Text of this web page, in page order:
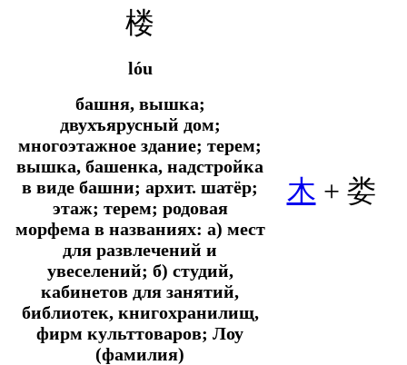
楼
lóu
башня, вышка;
двухъярусный дом;
многоэтажное здание; терем;
вышка, башенка, надстройка
в виде башни; архит. шатёр;
этаж; терем; родовая
морфема в названиях: а) мест
для развлечений и
увеселений; б) студий,
кабинетов для занятий,
библиотек, книгохранилищ,
фирм культтоваров; Лоу
(фамилия)
木 + 娄